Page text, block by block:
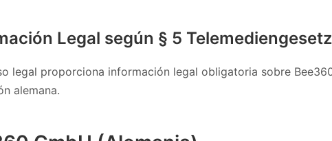
Legal según § 5
legal proporciona información legal obligatoria sobre
alemana.